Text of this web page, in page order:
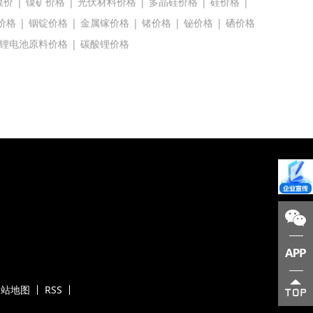
格 | 铟锭价格 | 金属镓价格 | 锗价格 | 铋价格 | 硒价格
锂电池原料价格 | 碳酸锂价格
地图 RSS